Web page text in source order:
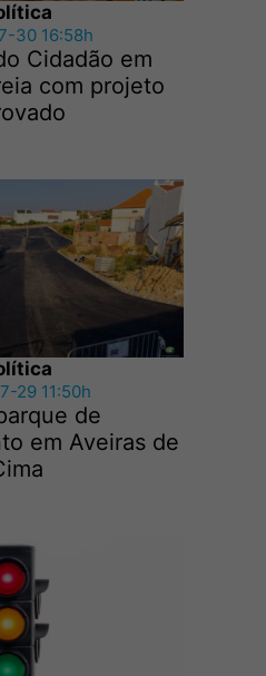
30 16:58h
Cidadão em
com projeto
29 11:50h
de
em Aveiras de